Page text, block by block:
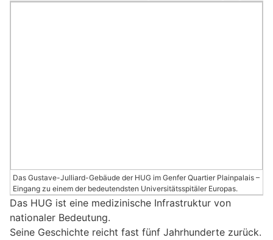
Das Gustave-Julliard-Gebäude der HUG im Genfer Quartier Plainpalais –
Eingang zu einem der bedeutendsten Universitätsspitäler Europas.
Das HUG ist eine medizinische Infrastruktur von
nationaler Bedeutung.
Seine Geschichte reicht fast fünf Jahrhunderte zurück.